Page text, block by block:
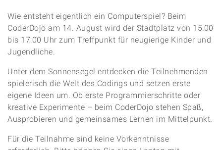
Wie entsteht eigentlich ein Computerspiel? Beim
CoderDojo am 14. August wird der Stadtplatz von 15:00
bis 17:00 Uhr zum Treffpunkt für neugierige Kinder und
Jugendliche.
Unter dem Sonnensegel entdecken die Teilnehmenden
spielerisch die Welt des Codings und setzen erste
eigene Ideen um. Ob erste Programmierschritte oder
kreative Experimente – beim CoderDojo stehen Spaß,
Ausprobieren und gemeinsames Lernen im Mittelpunkt.
Für die Teilnahme sind keine Vorkenntnisse